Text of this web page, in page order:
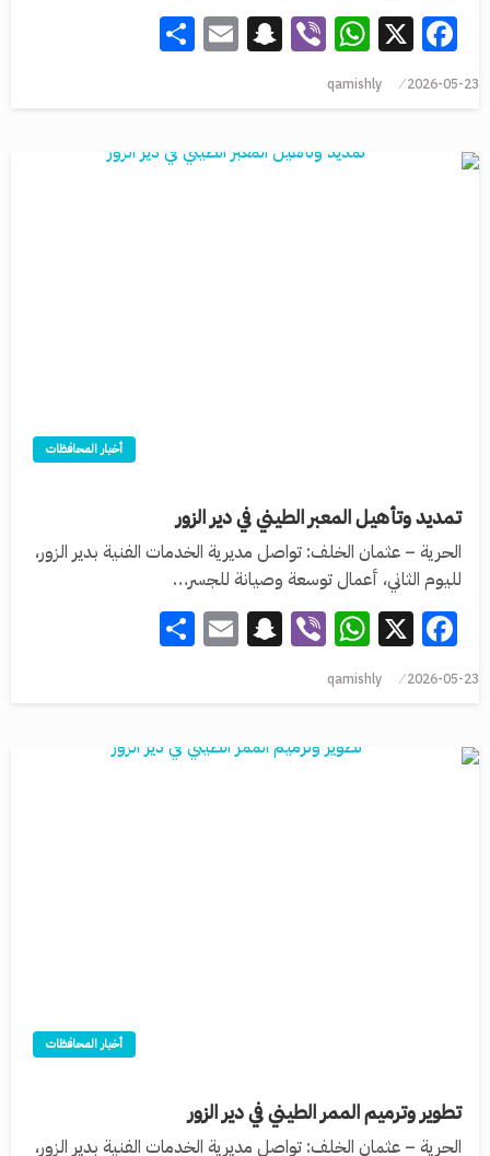
Facebook
X
WhatsApp
Viber
Snapchat
Email
2026-05-23
qamishly
أخبار المحافظات
تمديد وتأهيل المعبر الطيني في دير الزور
الحرية – عثمان الخلف: تواصل مديرية الخدمات الفنية بدير الزور،
لليوم الثاني، أعمال توسعة وصيانة للجسر…
Facebook
X
WhatsApp
Viber
Snapchat
Email
2026-05-23
qamishly
أخبار المحافظات
تطوير وترميم الممر الطيني في دير الزور
الحرية – عثمان الخلف: تواصل مديرية الخدمات الفنية بدير الزور،